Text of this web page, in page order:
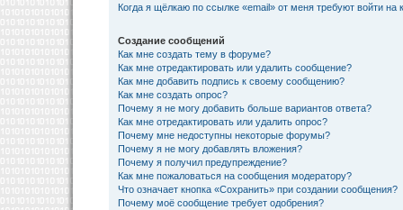
Когда я щёлкаю по ссылке «email» от меня требуют войти на
Создание сообщений
Как мне создать тему в форуме?
Как мне отредактировать или удалить сообщение?
Как мне добавить подпись к своему сообщению?
Как мне создать опрос?
Почему я не могу добавить больше вариантов ответа?
Как мне отредактировать или удалить опрос?
Почему мне недоступны некоторые форумы?
Почему я не могу добавлять вложения?
Почему я получил предупреждение?
Как мне пожаловаться на сообщения модератору?
Что означает кнопка «Сохранить» при создании сообщения?
Почему моё сообщение требует одобрения?